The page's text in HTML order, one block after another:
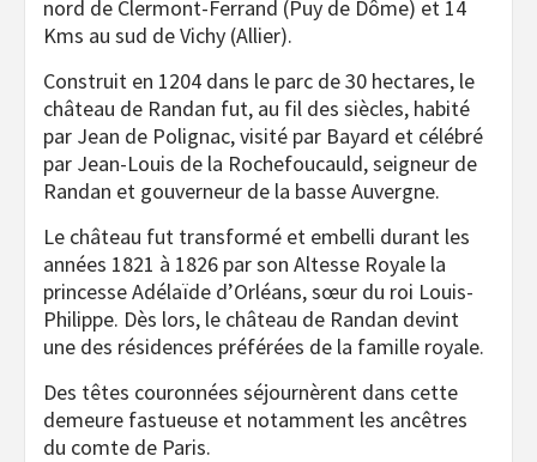
nord de Clermont-Ferrand (Puy de Dôme) et 14
Kms au sud de Vichy (Allier).
Construit en 1204 dans le parc de 30 hectares, le
château de Randan fut, au fil des siècles, habité
par Jean de Polignac, visité par Bayard et célébré
par Jean-Louis de la Rochefoucauld, seigneur de
Randan et gouverneur de la basse Auvergne.
Le château fut transformé et embelli durant les
années 1821 à 1826 par son Altesse Royale la
princesse Adélaïde d’Orléans, sœur du roi Louis-
Philippe. Dès lors, le château de Randan devint
une des résidences préférées de la famille royale.
Des têtes couronnées séjournèrent dans cette
demeure fastueuse et notamment les ancêtres
du comte de Paris.